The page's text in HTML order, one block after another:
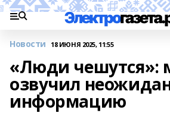
Новости 18 ИЮНЯ 2025, 11:55
«Люди чешутся»:
озвучил
информацию